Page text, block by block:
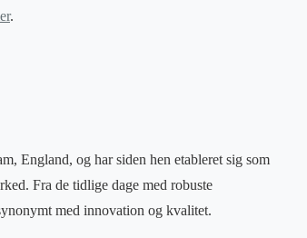
.
England, og har siden hen etableret sig som
Fra de tidlige dage med robuste
med innovation og kvalitet.